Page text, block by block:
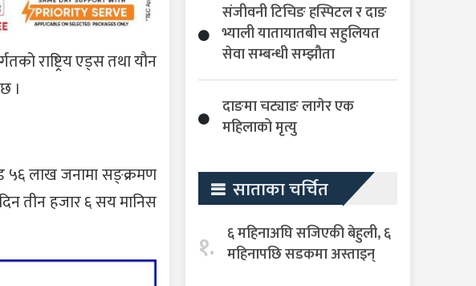
राष्ट्रिय एड्स तथा यौन
।
५६ लाख जनामा सङ्क्रमण
तीन हजार ६ सय मानिस
संजीवनी टिचिङ हस्पिटल र दाङ
भ्याली यातायातबीच सहुलियत
सेवा सम्बन्धी सम्झौता
दाङमा चट्याङ लागेर एक
महिलाको मृत्यु
साताका चर्चित
१. ६ महिनाअघि सजिएकी बेहुली, ६
महिनापछि सडकमा अस्ताइन्